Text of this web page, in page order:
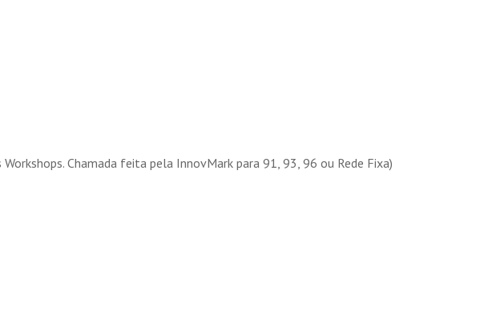
Chamada feita pela InnovMark para 91, 93, 96 ou Rede Fixa)